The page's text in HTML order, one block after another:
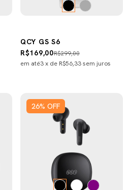
QCY GS S6
R$299,00
R$169,00
em até3x de R$56,33sem juros
26% OFF